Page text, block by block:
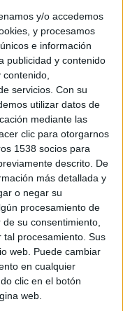
y/o accedemos
y procesamos
e información
publicidad y contenido
servicios. Con su
utilizar datos de
mediante las
clic para otorgarnos
1538 socios para
descrito. De
más detallada y
o negar su
procesamiento de
su consentimiento,
procesamiento. Sus
web. Puede cambiar
en cualquier
clic en el botón
web.
una dona de 21
passejava el seu
el 19 de juliol
Notícia
una